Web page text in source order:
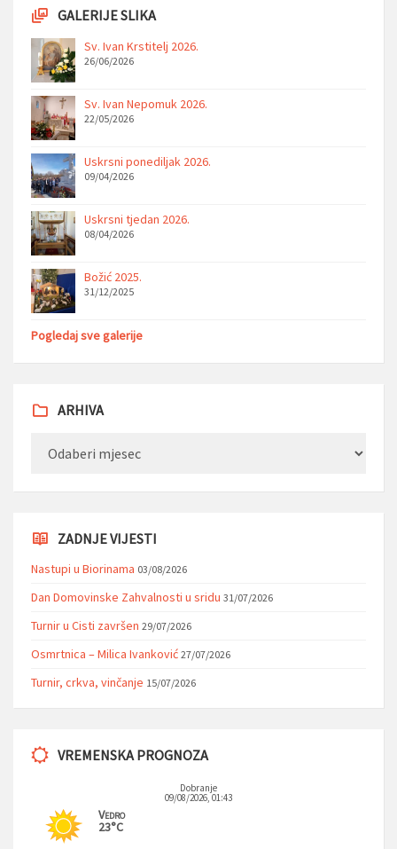
GALERIJE SLIKA
Sv. Ivan Krstitelj 2026.
26/06/2026
Sv. Ivan Nepomuk 2026.
22/05/2026
Uskrsni ponediljak 2026.
09/04/2026
Uskrsni tjedan 2026.
08/04/2026
Božić 2025.
31/12/2025
Pogledaj sve galerije
ARHIVA
ZADNJE VIJESTI
Nastupi u Biorinama 03/08/2026
Dan Domovinske Zahvalnosti u sridu 31/07/2026
Turnir u Cisti završen 29/07/2026
Osmrtnica – Milica Ivanković 27/07/2026
Turnir, crkva, vinčanje 15/07/2026
VREMENSKA PROGNOZA
Dobranje
09/08/2026, 01:43
Vedro
23°C